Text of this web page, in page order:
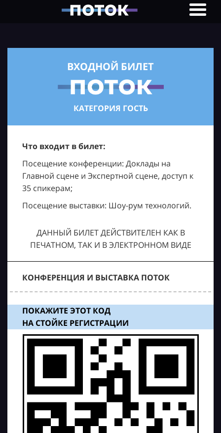
ВХОДНОЙ БИЛЕТ
КАТЕГОРИЯ ГОСТЬ
Что входит в билет:
Посещение конференции: Доклады на
Главной сцене и Экспертной сцене, доступ к
35 спикерам;
Посещение выставки: Шоу-рум технологий.
ДАННЫЙ БИЛЕТ ДЕЙСТВИТЕЛЕН КАК В
ПЕЧАТНОМ, ТАК И В ЭЛЕКТРОННОМ ВИДЕ
КОНФЕРЕНЦИЯ И ВЫСТАВКА ПОТОК
ПОКАЖИТЕ ЭТОТ КОД
НА СТОЙКЕ РЕГИСТРАЦИИ